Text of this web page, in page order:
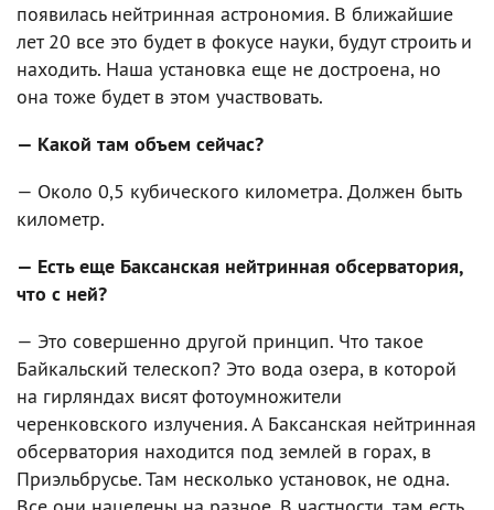
появилась нейтринная астрономия. В ближайшие
лет 20 все это будет в фокусе науки, будут строить и
находить. Наша установка еще не достроена, но
она тоже будет в этом участвовать.
— Какой там объем сейчас?
— Около 0,5 кубического километра. Должен быть
километр.
— Есть еще Баксанская нейтринная обсерватория,
что с ней?
— Это совершенно другой принцип. Что такое
Байкальский телескоп? Это вода озера, в которой
на гирляндах висят фотоумножители
черенковского излучения. А Баксанская нейтринная
обсерватория находится под землей в горах, в
Приэльбрусье. Там несколько установок, не одна.